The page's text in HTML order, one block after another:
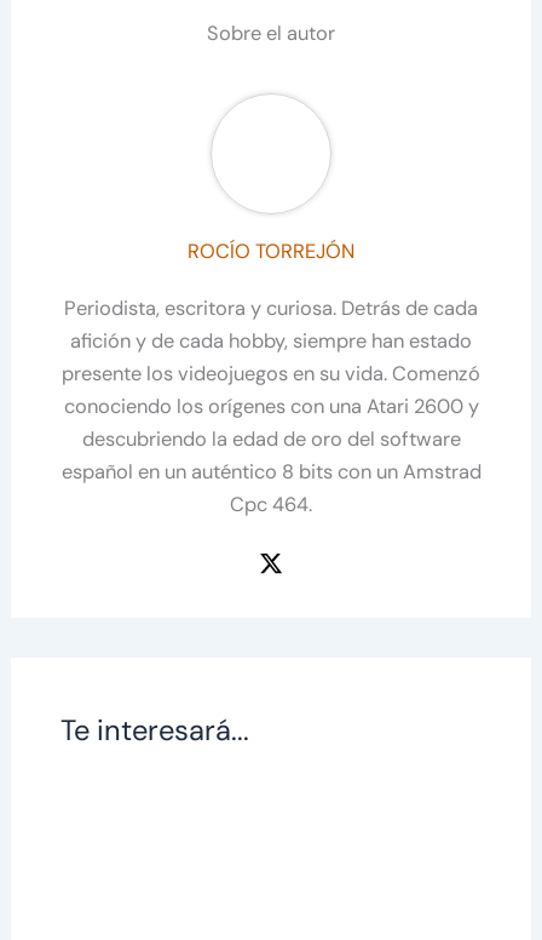
Sobre el autor
ROCÍO TORREJÓN
Periodista, escritora y curiosa. Detrás de cada
afición y de cada hobby, siempre han estado
presente los videojuegos en su vida. Comenzó
conociendo los orígenes con una Atari 2600 y
descubriendo la edad de oro del software
español en un auténtico 8 bits con un Amstrad
Cpc 464.
Te interesará...